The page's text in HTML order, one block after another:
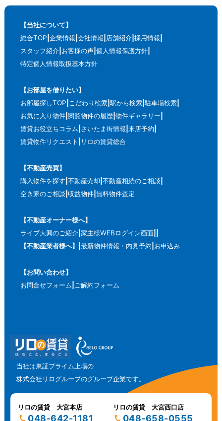
【当社について】
総合TOP 企業情報 会社情報 店舗紹介 採用情報
スタッフ紹介 お客様の声 個人情報保護方針
特定個人情報取扱基本方針
【お部屋を借りたい】
お部屋探しTOP こだわり検索 駅から検索 駐車場検索
お気に入り物件 閲覧物件の履歴 物件ギャラリー
賃貸お役立ちコラム さいたま街情報 来店予約
賃貸物件リクエスト
リロの賃貸総合
【不動産売買】
購入物件を探す 不動産売却 不動産相続のご相談
空き家のご相談 収益物件 無料物件査定
【不動産オーナー様へ】
ライブ大興のご紹介 家主様WEBログイン画面
【不動産業者様へ】
最新物件情報・内見予約 お申込み
【お問い合わせ】
お問合せフォーム ご解約フォーム
当社は東証プライム上場の
株式会社リログループのグループ企業です。
リロの賃貸 大宮本店
048-642-1181
リロの賃貸 大宮西口店
048-658-0555